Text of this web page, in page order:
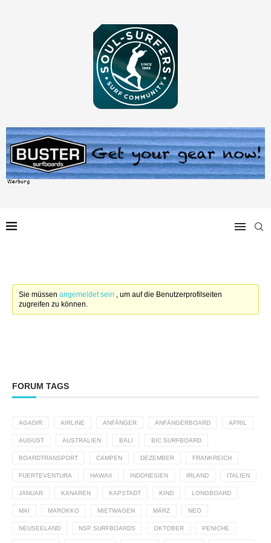
Sie müssenangemeldet sein , um auf die Benutzerprofilseiten
zugreifen zu können.
FORUM TAGS
AGADIR AIRLINE ANFÄNGER ANFÄNGERBOARD APRIL
AUGUST AUSTRALIEN BALI BIC SURFBOARD
BOARDTRANSPORT CAMPEN DEZEMBER FRANKREICH
FUERTEVENTURA HAWAII INDONESIEN IRLAND ITALIEN
JANUAR KANAREN KAPSTADT KIND LONGBOARD
MAI MAROKKO MIETWAGEN MÄRZ NEO
NEUSEELAND NSP SURFBOARDS OKTOBER PENICHE